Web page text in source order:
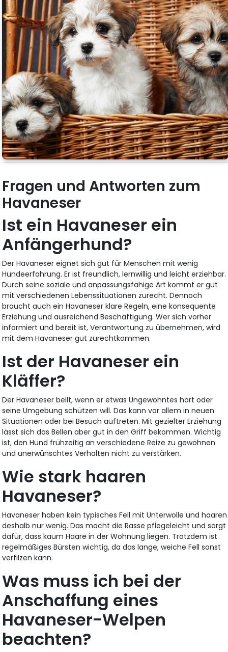
Fragen und Antworten zum
Havaneser
Ist ein Havaneser ein
Anfängerhund?
Der Havaneser eignet sich gut für Menschen mit wenig
Hundeerfahrung. Er ist freundlich, lernwillig und leicht erziehbar.
Durch seine soziale und anpassungsfähige Art kommt er gut
mit verschiedenen Lebenssituationen zurecht. Dennoch
braucht auch ein Havaneser klare Regeln, eine konsequente
Erziehung und ausreichend Beschäftigung. Wer sich vorher
informiert und bereit ist, Verantwortung zu übernehmen, wird
mit dem Havaneser gut zurechtkommen.
Ist der Havaneser ein
Kläffer?
Der Havaneser bellt, wenn er etwas Ungewohntes hört oder
seine Umgebung schützen will. Das kann vor allem in neuen
Situationen oder bei Besuch auftreten. Mit gezielter Erziehung
lässt sich das Bellen aber gut in den Griff bekommen. Wichtig
ist, den Hund frühzeitig an verschiedene Reize zu gewöhnen
und unerwünschtes Verhalten nicht zu verstärken.
Wie stark haaren
Havaneser?
Havaneser haben kein typisches Fell mit Unterwolle und haaren
deshalb nur wenig. Das macht die Rasse pflegeleicht und sorgt
dafür, dass kaum Haare in der Wohnung liegen. Trotzdem ist
regelmäßiges Bürsten wichtig, da das lange, weiche Fell sonst
verfilzen kann.
Was muss ich bei der
Anschaffung eines
Havaneser-Welpen
beachten?